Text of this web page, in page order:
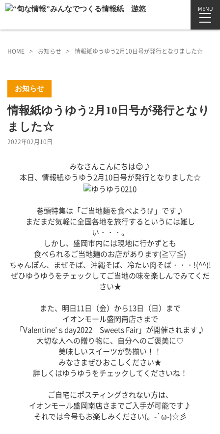
MENU
HOME お知らせ 情報紙ゆうゆう2月10日号が発行となりました☆
お知らせ
情報紙ゆうゆう2月10日号が発行となり
ました☆
2022年02月10日
みなさんこんにちは😊♪
本日、情報紙ゆうゆう2月10日号が発行となりました☆
巻頭特集は「ご当地麺を食べよう🥢」です♪
まだまだ気軽に全国各地を旅行するというには難し
い・・・。
しかし、盛岡市内には現地に行かずとも
食べられるご当地麺のお店があります(≧▽≦)
ちゃんぽん、まぜそば、沖縄そば、冷たい肉そば・・・!(^^)!
ぜひゆうゆうをチェックしてご当地の味を楽しんでみてくだ
さい★
また、明日11日（金）から13日（日）まで
イオンモール盛岡南店さまで
「Valentine’ｓday2022 Sweets Fair」が開催されます♪
大切な人への贈り物に、自分へのご褒美に♡
美味しいスイーツが勢揃い！！
みなさまぜひおこしください★
詳しくはゆうゆうをチェックしてくださいね！
ご自宅にポスティングされない方は、
イオンモール盛岡南店さまでご入手が可能です♪
それでは今号もお楽しみください(。-`ω-)☆彡